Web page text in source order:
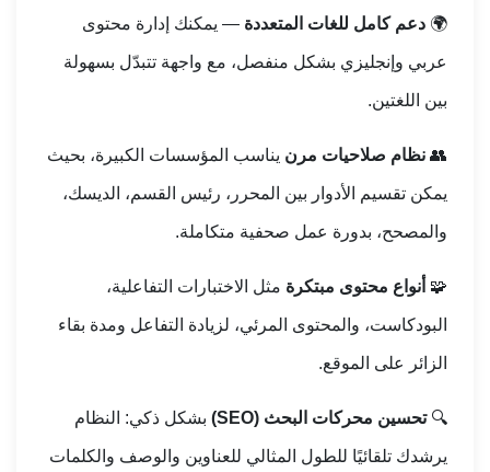
🌍 دعم كامل للغات المتعددة — يمكنك إدارة محتوى
عربي وإنجليزي بشكل منفصل، مع واجهة تتبدّل بسهولة
بين اللغتين.
👥 نظام صلاحيات مرن يناسب المؤسسات الكبيرة، بحيث
يمكن تقسيم الأدوار بين المحرر، رئيس القسم، الديسك،
والمصحح، بدورة عمل صحفية متكاملة.
🧩 أنواع محتوى مبتكرة مثل الاختبارات التفاعلية،
البودكاست، والمحتوى المرئي، لزيادة التفاعل ومدة بقاء
الزائر على الموقع.
🔍تحسين محركات البحث (SEO) بشكل ذكي: النظام
يرشدك تلقائيًا للطول المثالي للعناوين والوصف والكلمات